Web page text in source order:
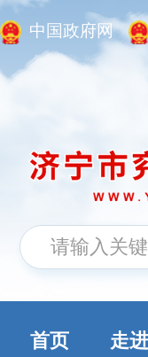
中国政府网
首页 走